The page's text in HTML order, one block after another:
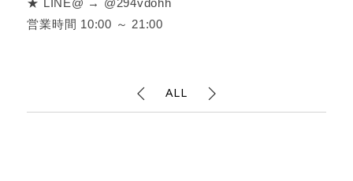
★ LINE@ → @294vdohh
営業時間 10:00 ～ 21:00
ALL